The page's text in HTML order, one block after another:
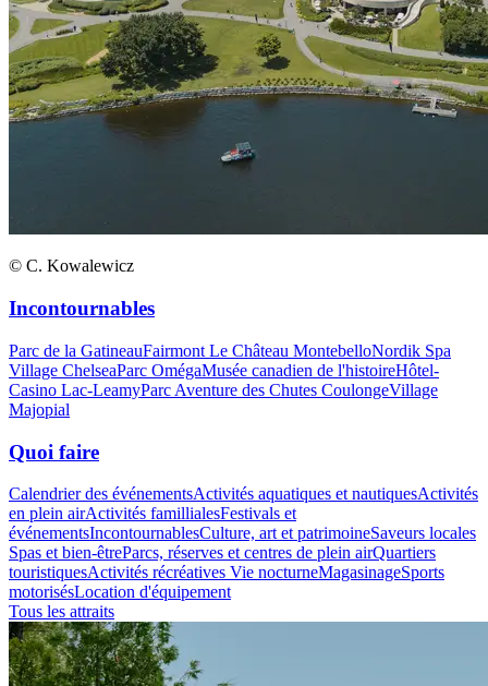
© C. Kowalewicz
Incontournables
Parc de la GatineauFairmont Le Château MontebelloNordik Spa
Village ChelseaParc OmégaMusée canadien de l'histoireHôtel-
Casino Lac-LeamyParc Aventure des Chutes CoulongeVillage
Majopial
Quoi faire
Calendrier des événementsActivités aquatiques et nautiquesActivités
en plein airActivités famillialesFestivals et
événementsIncontournablesCulture, art et patrimoineSaveurs locales
Spas et bien-êtreParcs, réserves et centres de plein airQuartiers
touristiquesActivités récréatives Vie nocturneMagasinageSports
motorisésLocation d'équipement
Tous les attraits